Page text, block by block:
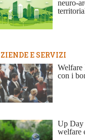
neuro-
E SERVIZI
Welfare
con i
Up Day
welfare